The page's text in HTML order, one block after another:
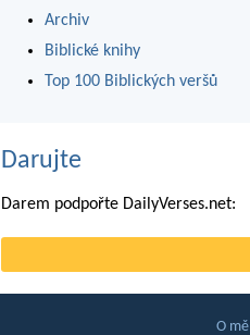
Archiv
Biblické knihy
Top 100 Biblických veršů
Darujte
Darem podpořte DailyVerses.net:
O mě